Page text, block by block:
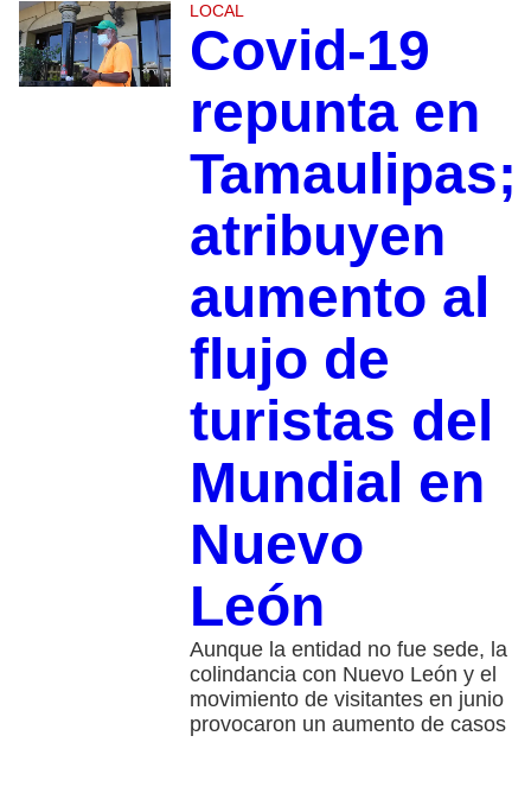
LOCAL
Covid-19
repunta en
Tamaulipas;
atribuyen
aumento al
flujo de
turistas del
Mundial en
Nuevo
León
Aunque la entidad no fue sede, la
colindancia con Nuevo León y el
movimiento de visitantes en junio
provocaron un aumento de casos